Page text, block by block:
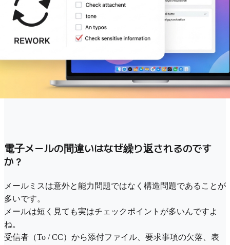
電子メールの間違いはなぜ繰り返されるのです
か？
メールミスは意外と能力問題ではなく構造問題であることが
多いです。
メールは短く見ても実はチェックポイントが多いんですよ
ね。
受信者（To / CC）から添付ファイル、要求事項の欠落、表